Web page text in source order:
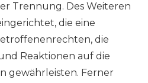
Trennung. Des Weiteren
die eine
die
Reaktionen auf die
gewährleisten. Ferner